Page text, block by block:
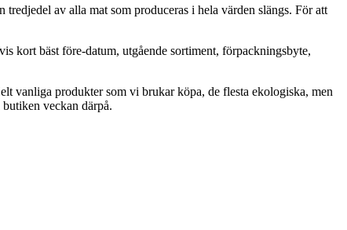
av alla mat som produceras i hela värden slängs. För att
kort bäst före-datum, utgående sortiment, förpackningsbyte,
vanliga produkter som vi brukar köpa, de flesta ekologiska, men
veckan därpå.